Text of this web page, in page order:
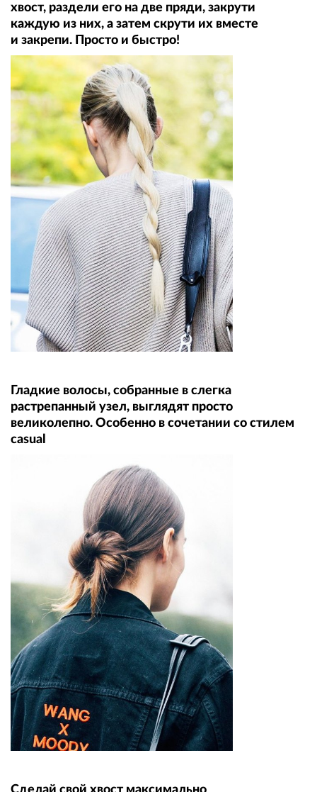
хвост, раздели его на две пряди, закрути
каждую из них, а затем скрути их вместе
и закрепи. Просто и быстро!
Гладкие волосы, собранные в слегка
растрепанный узел, выглядят просто
великолепно. Особенно в сочетании со стилем
casual